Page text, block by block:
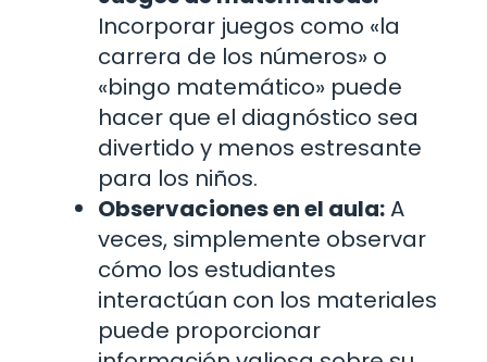
Incorporar juegos como «la
carrera de los números» o
«bingo matemático» puede
hacer que el diagnóstico sea
divertido y menos estresante
para los niños.
Observaciones en el aula:A
veces, simplemente observar
cómo los estudiantes
interactúan con los materiales
puede proporcionar